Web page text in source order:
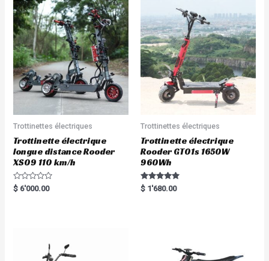
Trottinettes électriques
Trottinette électrique
longue distance Rooder
XS09 110 km/h
R
a
$ 6'000.00
Trottinettes électriques
Trottinette électrique
Rooder GT01s 1650W
960Wh
Rated
5.00
$ 1'680.00